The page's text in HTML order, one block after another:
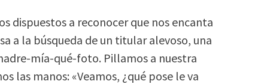
dispuestos a reconocer que nos encanta
a la búsqueda de un titular alevoso, una
mía-qué-foto. Pillamos a nuestra
las manos: «Veamos, ¿qué pose le va